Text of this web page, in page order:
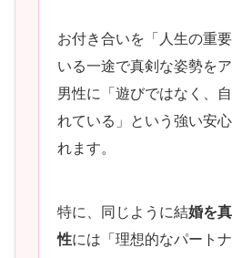
お付き合いを「人生の重
いる一途で真剣な姿勢を
男性に「遊びではなく、
れている」という強い安
れます。
特に、同じように結婚を
性には「理想的なパート